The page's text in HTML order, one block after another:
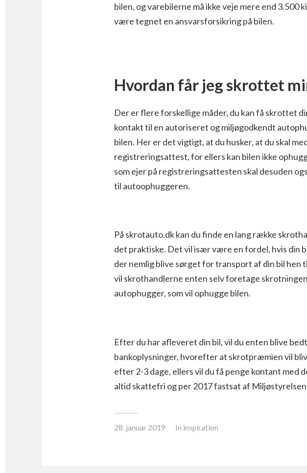
bilen, og varebilerne må ikke veje mere end 3.500
være tegnet en ansvarsforsikring på bilen.
Hvordan får jeg skrottet
Der er flere forskellige måder, du kan få skrottet
kontakt til en autoriseret og miljøgodkendt
bilen. Her er det vigtigt, at du husker, at du skal
registreringsattest, for ellers kan bilen ikke
som ejer på registreringsattesten skal desuden
til autoophuggeren.
På skrotauto.dk kan du finde en lang række
det praktiske. Det vil især være en fordel, hvis din
der nemlig blive sørget for transport af din bil
vil skrothandlerne enten selv foretage
autophugger, som vil ophugge bilen.
Efter du har afleveret din bil, vil du enten blive
bankoplysninger, hvorefter at skrotpræmien vil
efter 2-3 dage, ellers vil du få penge kontant med
altid skattefri og per 2017 fastsat af
28. januar 2019 In inspiration